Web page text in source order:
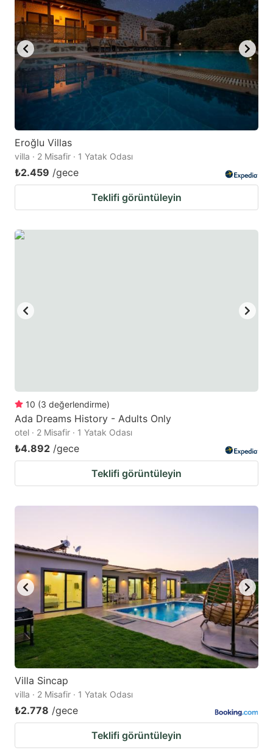
key
to
get
the
keyboard
shortcuts
changing
dates.
key
to
get
the
keyboard
shortcuts
Eroğlu Villas
villa · 2 Misafir · 1 Yatak Odası
₺2.459 /gece
Teklifi görüntüleyin
10 (3 değerlendirme)
Ada Dreams History - Adults Only
otel · 2 Misafir · 1 Yatak Odası
₺4.892 /gece
Teklifi görüntüleyin
Villa Sincap
villa · 2 Misafir · 1 Yatak Odası
₺2.778 /gece
Teklifi görüntüleyin